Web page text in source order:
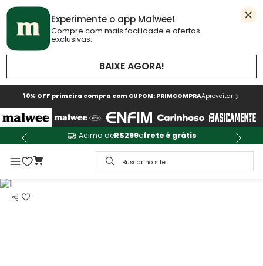
Experimente o app Malwee!
Compre com mais facilidade e ofertas
exclusivas.
BAIXE AGORA!
10% OFF primeira compra com CUPOM: PRIMCOMPRAAproveitar
Acima deR$299ofrete é grátis
Buscar no site